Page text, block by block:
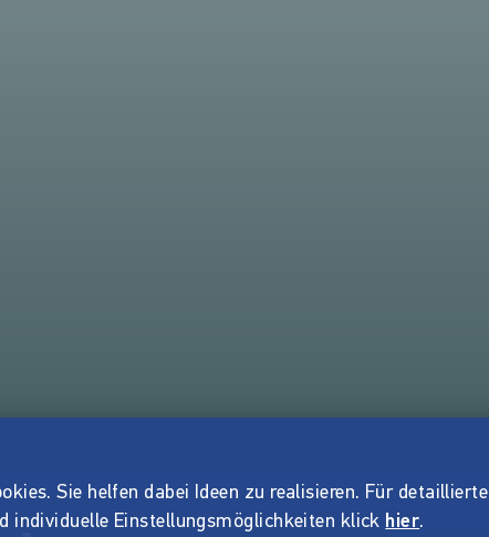
Sie helfen dabei Ideen zu realisieren. Für detaillierte
individuelle Einstellungsmöglichkeiten klick hier.